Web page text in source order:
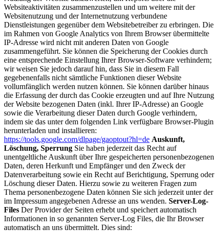
Websiteaktivitäten zusammenzustellen und um weitere mit der
Websitenutzung und der Internetnutzung verbundene
Dienstleistungen gegenüber dem Websitebetreiber zu erbringen. Die
im Rahmen von Google Analytics von Ihrem Browser übermittelte
IP-Adresse wird nicht mit anderen Daten von Google
zusammengeführt. Sie können die Speicherung der Cookies durch
eine entsprechende Einstellung Ihrer Browser-Software verhindern;
wir weisen Sie jedoch darauf hin, dass Sie in diesem Fall
gegebenenfalls nicht sämtliche Funktionen dieser Website
vollumfänglich werden nutzen können. Sie können darüber hinaus
die Erfassung der durch das Cookie erzeugten und auf Ihre Nutzung
der Website bezogenen Daten (inkl. Ihrer IP-Adresse) an Google
sowie die Verarbeitung dieser Daten durch Google verhindern,
indem sie das unter dem folgenden Link verfügbare Browser-Plugin
herunterladen und installieren:
https://tools.google.com/dlpage/gaoptout?hl=de Auskunft,
Löschung, Sperrung Sie haben jederzeit das Recht auf
unentgeltliche Auskunft über Ihre gespeicherten personenbezogenen
Daten, deren Herkunft und Empfänger und den Zweck der
Datenverarbeitung sowie ein Recht auf Berichtigung, Sperrung oder
Löschung dieser Daten. Hierzu sowie zu weiteren Fragen zum
Thema personenbezogene Daten können Sie sich jederzeit unter der
im Impressum angegebenen Adresse an uns wenden. Server-Log-
Files Der Provider der Seiten erhebt und speichert automatisch
Informationen in so genannten Server-Log Files, die Ihr Browser
automatisch an uns übermittelt. Dies sind: